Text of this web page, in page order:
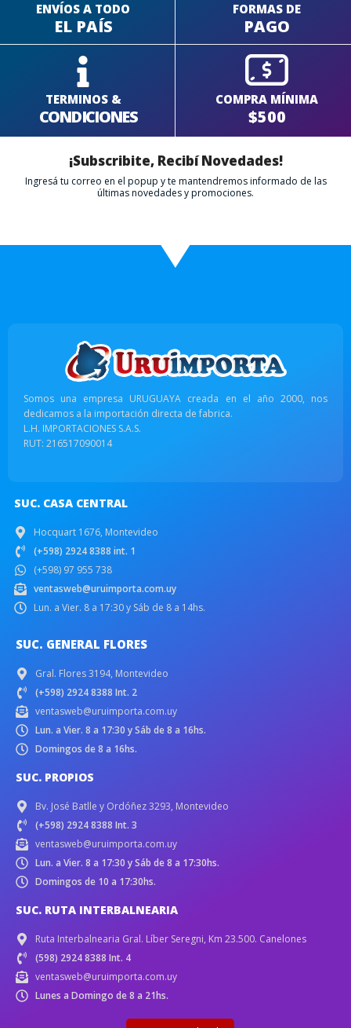
ENVÍOS A TODO
EL PAÍS
FORMAS DE
PAGO
TERMINOS &
CONDICIONES
COMPRA MÍNIMA
$500
¡Subscribite, Recibí Novedades!
Ingresá tu correo en el popup y te mantendremos informado de las
últimas novedades y promociones.
Somos una empresa URUGUAYA creada en el año 2000, nos
dedicamos a la importación directa de fabrica.
L.H. IMPORTACIONES S.A.S.
RUT: 216517090014
SUC. CASA CENTRAL
Hocquart 1676, Montevideo
(+598) 2924 8388 int. 1
(+598) 97 955 738
ventasweb@uruimporta.com.uy
Lun. a Vier. 8 a 17:30 y Sáb de 8 a 14hs.
SUC. GENERAL FLORES
Gral. Flores 3194, Montevideo
(+598) 2924 8388 Int. 2
ventasweb@uruimporta.com.uy
Lun. a Vier. 8 a 17:30 y Sáb de 8 a 16hs.
Domingos de 8 a 16hs.
SUC. PROPIOS
Bv. José Batlle y Ordóñez 3293, Montevideo
(+598) 2924 8388 Int. 3
ventasweb@uruimporta.com.uy
Lun. a Vier. 8 a 17:30 y Sáb de 8 a 17:30hs.
Domingos de 10 a 17:30hs.
SUC. RUTA INTERBALNEARIA
Ruta Interbalnearia Gral. Líber Seregni, Km 23.500. Canelones
(598) 2924 8388 Int. 4
ventasweb@uruimporta.com.uy
Lunes a Domingo de 8 a 21hs.